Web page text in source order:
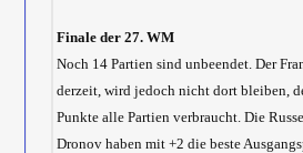
Finale der 27. WM
Noch 14 Partien sind unbeendet. Der
derzeit, wird jedoch nicht dort bleiben,
Punkte alle Partien verbraucht. Die
Dronov haben mit +2 die beste